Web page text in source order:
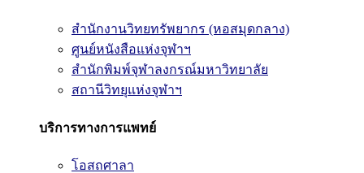
สำนักงานวิทยทรัพยากร (หอสมุดกลาง)
ศูนย์หนังสือแห่งจุฬาฯ
สำนักพิมพ์จุฬาลงกรณ์มหาวิทยาลัย
สถานีวิทยุแห่งจุฬาฯ
บริการทางการแพทย์
โอสถศาลา